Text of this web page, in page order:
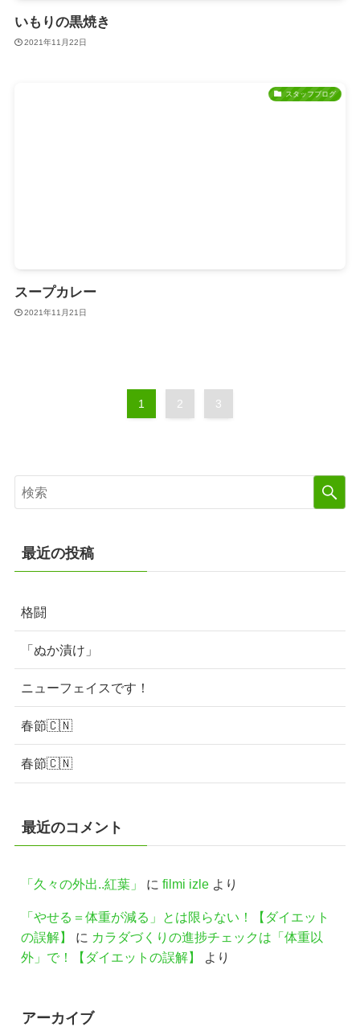
いもりの黒焼き
2021年11月22日
スタッフブログ
スープカレー
2021年11月21日
1 2 3
最近の投稿
格闘
「ぬか漬け」
ニューフェイスです！
春節🇨🇳
春節🇨🇳
最近のコメント
「久々の外出..紅葉」 に filmi izleより
「やせる＝体重が減る」とは限らない！【ダイエット
の誤解】
に カラダづくりの進捗チェックは「体重以
外」で！【ダイエットの誤解】
より
アーカイブ